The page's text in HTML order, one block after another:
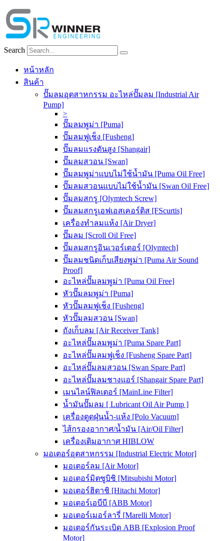
Skip
to
content
Search
หน้าหลัก
สินค้า
ปั๊มลมอุตสาหกรรม อะไหล่ปั๊มลม [Industrial Air
Pump]
>
ปั๊มลมพูม่า [Puma]
ปั๊มลมฟูเช็ง [Fusheng]
ปั๊มลมแรงดันสูง [Shangair]
ปั๊มลมสวอน [Swan]
ปั๊มลมพูม่าแบบไม่ใช้น้ำมัน [Puma Oil Free]
ปั๊มลมสวอนแบบไม่ใช้น้ำมัน [Swan Oil Free]
ปั๊มลมสกรู [Olymtech Screw]
ปั๊มลมสกรูเอฟเอสเคอร์ติส [FScurtis]
เครื่องทำลมแห้ง [Air Dryer]
ปั๊มลม [Scroll Oil Free]
ปั๊มลมสกรูอินเวอร์เตอร์ [Olymtech]
ปั๊มลมชนิดเก็บเสียงพูม่า [Puma Air Sound
Proof]
อะไหล่ปั๊มลมพูม่า [Puma Oil Free]
หัวปั๊มลมพูม่า [Puma]
หัวปั๊มลมฟูเช็ง [Fusheng]
หัวปั๊มลมสวอน [Swan]
ถังเก็บลม [Air Receiver Tank]
อะไหล่ปั๊มลมพูม่า [Puma Spare Part]
อะไหล่ปั๊มลมฟูเช็ง [Fusheng Spare Part]
อะไหล่ปั๊มลมสวอน [Swan Spare Part]
อะไหล่ปั๊มลมชางแอร์ [Shangair Spare Part]
เมนไลน์ฟิลเตอร์ [MainLine Filter]
น้ำมันปั๊มลม [ Lubricant Oil Air Pump ]
เครื่องดูดฝุ่นน้ำ-แห้ง [Polo Vacuum]
ไส้กรองอากาศ/น้ำมัน [Air/Oil Filter]
เครื่องเติมอากาศ HIBLOW
มอเตอร์อุตสาหกรรม [Industrial Electric Motor]
มอเตอร์ลม [Air Motor]
มอเตอร์มิตซูบิชิ [Mitsubishi Motor]
มอเตอร์ฮิตาชิ [Hitachi Motor]
มอเตอร์เอบีบี [ABB Motor]
มอเตอร์เมอร์ลารี่ [Marelli Motor]
มอเตอร์กันระเบิด ABB [Explosion Proof
Motor]